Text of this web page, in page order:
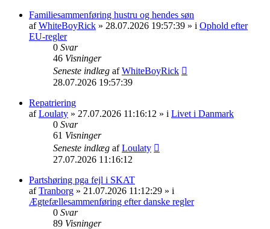
Familiesammenføring hustru og hendes søn
afWhiteBoyRick » 28.07.2026 19:57:39 » i Ophold efter
EU-regler
0 Svar
46 Visninger
Seneste indlæg afWhiteBoyRick
28.07.2026 19:57:39
Repatriering
afLoulaty » 27.07.2026 11:16:12 » i Livet i Danmark
0 Svar
61 Visninger
Seneste indlæg afLoulaty
27.07.2026 11:16:12
Partshøring pga fejl i SKAT
afTranborg » 21.07.2026 11:12:29 » i
Ægtefællesammenføring efter danske regler
0 Svar
89 Visninger